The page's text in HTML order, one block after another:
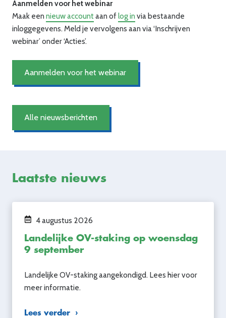
Aanmelden voor het webinar
Maak een nieuw accountaan oflog in via bestaande
inloggegevens. Meld je vervolgens aan via ‘Inschrijven
webinar’ onder ‘Acties’.
Aanmelden voor het webinar
Alle nieuwsberichten
Laatste nieuws
4 augustus 2026
Landelijke OV-staking op woensdag
9 september
Landelijke OV-staking aangekondigd. Lees hier voor
meer informatie.
Lees verder